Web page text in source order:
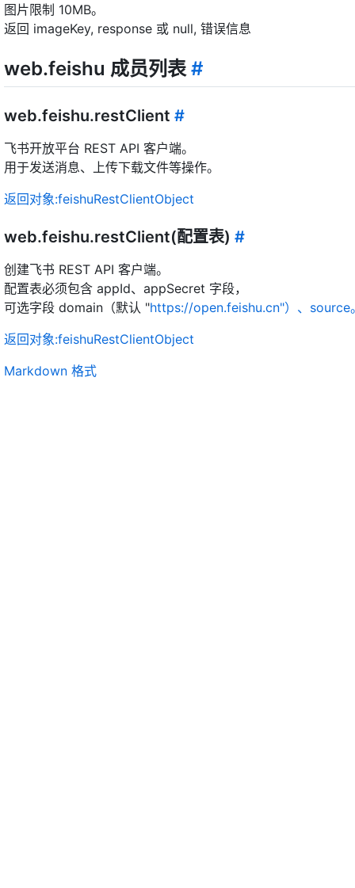
图片限制 10MB。
返回 imageKey, response 或 null, 错误信息
web.feishu 成员列表 #
web.feishu.restClient #
飞书开放平台 REST API 客户端。
用于发送消息、上传下载文件等操作。
返回对象:feishuRestClientObject
web.feishu.restClient(配置表) #
创建飞书 REST API 客户端。
配置表必须包含 appId、appSecret 字段，
可选字段 domain（默认 "https://open.feishu.cn"）、source
返回对象:feishuRestClientObject
Markdown 格式